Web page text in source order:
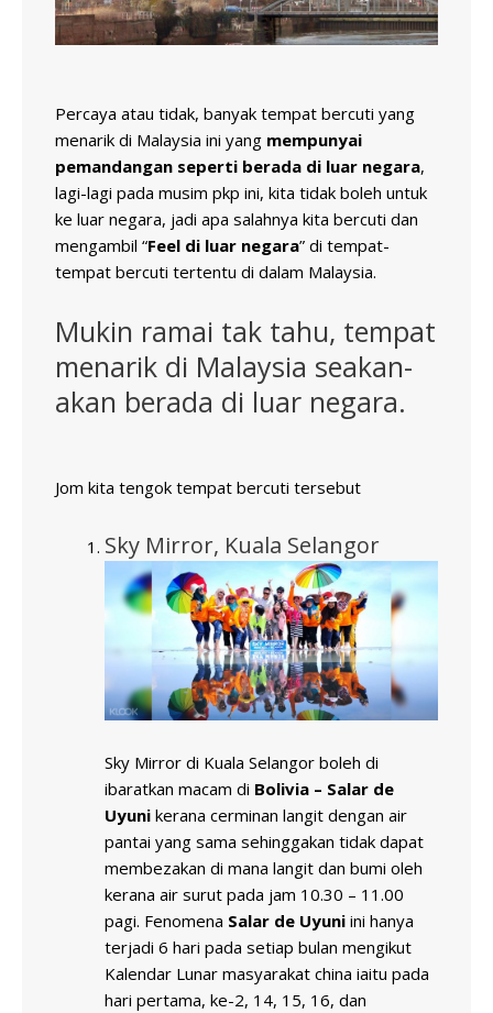
Percaya atau tidak, banyak tempat bercuti yang
menarik di Malaysia ini yang mempunyai
pemandangan seperti berada di luar negara,
lagi-lagi pada musim pkp ini, kita tidak boleh untuk
ke luar negara, jadi apa salahnya kita bercuti dan
mengambil “Feel di luar negara” di tempat-
tempat bercuti tertentu di dalam Malaysia.
Mukin ramai tak tahu, tempat
menarik di Malaysia seakan-
akan berada di luar negara.
Jom kita tengok tempat bercuti tersebut
Sky Mirror, Kuala Selangor
Sky Mirror di Kuala Selangor boleh di
ibaratkan macam di Bolivia – Salar de
Uyuni kerana cerminan langit dengan air
pantai yang sama sehinggakan tidak dapat
membezakan di mana langit dan bumi oleh
kerana air surut pada jam 10.30 – 11.00
pagi. Fenomena Salar de Uyuni ini hanya
terjadi 6 hari pada setiap bulan mengikut
Kalendar Lunar masyarakat china iaitu pada
hari pertama, ke-2, 14, 15, 16, dan